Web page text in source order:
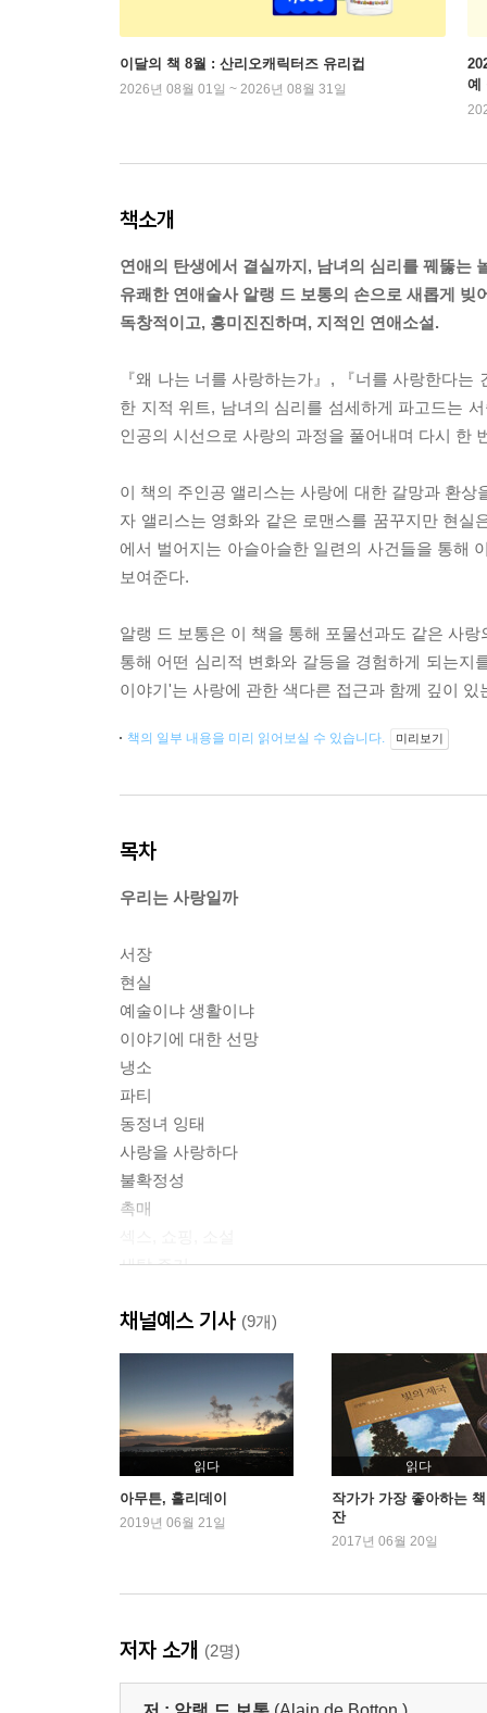
이달의 책 8월 : 산리오캐릭터즈 유리컵
2026년 08월 01일 ~ 2026년 08월 31일
예
책소개
연애의 탄생에서 결실까지, 남녀의 심리를 꿰뚫는
유쾌한 연애술사 알랭 드 보통의 손으로 새롭게 빚
독창적이고, 흥미진진하며, 지적인 연애소설.
『왜 나는 너를 사랑하는가』, 『너를 사랑한다
한 지적 위트, 남녀의 심리를 섬세하게 파고드는
인공의 시선으로 사랑의 과정을 풀어내며 다시 한
이 책의 주인공 앨리스는 사랑에 대한 갈망과 환
자 앨리스는 영화와 같은 로맨스를 꿈꾸지만 현
에서 벌어지는 아슬아슬한 일련의 사건들을 통해
보여준다.
알랭 드 보통은 이 책을 통해 포물선과도 같은 사
통해 어떤 심리적 변화와 갈등을 경험하게 되는
이야기'는 사랑에 관한 색다른 접근과 함께 깊이
책의 일부 내용을 미리 읽어보실 수 있습니다. 미리보기
목차
우리는 사랑일까
서장
현실
예술이냐 생활이냐
이야기에 대한 선망
냉소
파티
동정녀 잉태
사랑을 사랑하다
불확정성
촉매
세탁 주기
상대방을 안다는 것
예측 가능성
권력과 007
신성한 관계
에릭의 짐
왜 사랑받는가?
여행
여성 혐오
자기 자신에 대한 휴가
채널예스 기사 (9개)
읽다
아무튼, 홀리데이
2019년 06월 21일
읽다
작가가 가장 좋아하는
잔
2017년 06월 20일
저자 소개 (2명)